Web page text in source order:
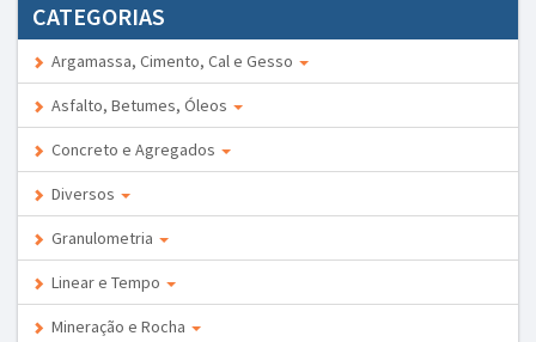
CATEGORIAS
Argamassa, Cimento, Cal e Gesso
Asfalto, Betumes, Óleos
Concreto e Agregados
Diversos
Granulometria
Linear e Tempo
Mineração e Rocha